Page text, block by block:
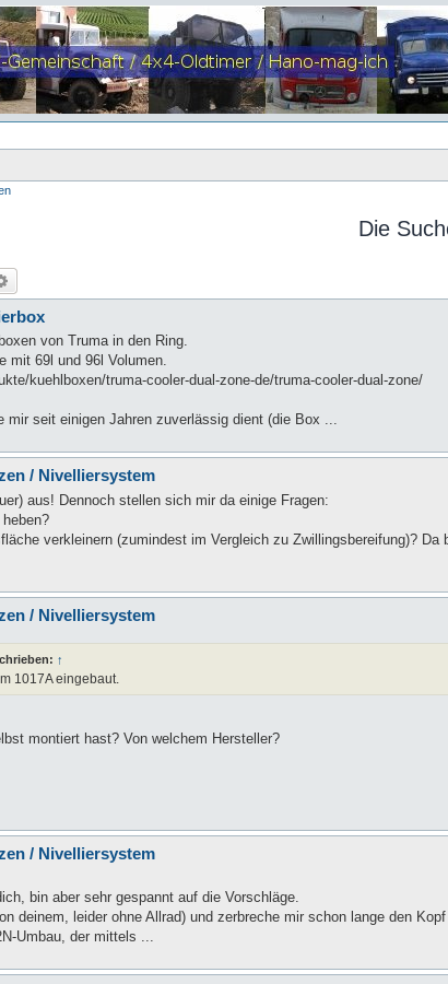
Die
von Truma in den Ring.
mit 69l und 96l Volumen.
kuehlboxen/truma-cooler-dual-zone-de/truma-cooler-dual-zone/
mir seit einigen Jahren zuverlässig dient (die Box ...
/ Nivelliersystem
aus! Dennoch stellen sich mir da einige Fragen:
verkleinern (zumindest im Vergleich zu Zwillingsbereifung)? Da
/ Nivelliersystem
↑
1017A eingebaut.
montiert hast? Von welchem Hersteller?
/ Nivelliersystem
bin aber sehr gespannt auf die Vorschläge.
deinem, leider ohne Allrad) und zerbreche mir schon lange den
Umbau, der mittels ...